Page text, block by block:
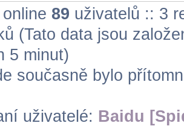
89 uživatelů :: 3
(Tato data jsou
5 minut)
současně bylo
uživatelé: Baidu